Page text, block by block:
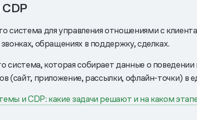
система для управления отношениями с
обращениях в поддержку, сделках.
система, которая собирает данные о поведении
(сайт, приложение, рассылки, офлайн-точки) в
и CDP: какие задачи решают и на каком